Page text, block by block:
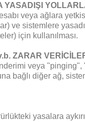
YASADIŞI
veya ağlara
ve sistemlere
için kullanılması.
ZARAR
veya
bağlı diğer ağ,
yasalara